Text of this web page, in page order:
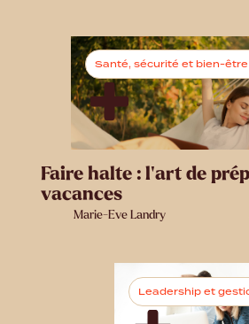
Santé, sécurité et bien-
Faire halte : l’art de
vacances
Marie-Eve Landry
Leadership et